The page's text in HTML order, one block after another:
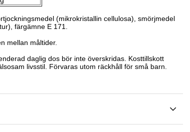
(mikrokristallin cellulosa), smörjmedel
färgämne E 171.
mellan måltider.
daglig dos bör inte överskridas. Kosttillskott
livsstil. Förvaras utom räckhåll för små barn.